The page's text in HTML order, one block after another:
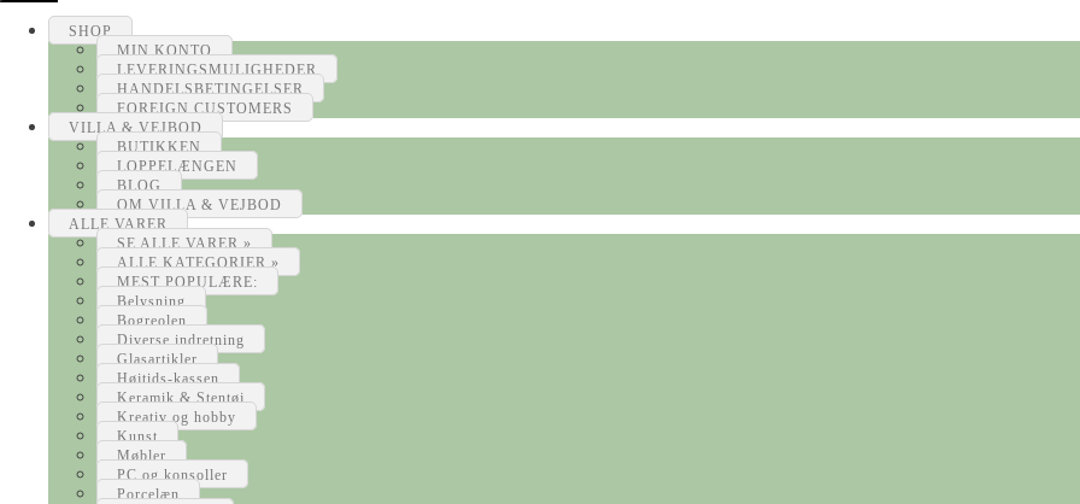
SHOP
MIN KONTO
LEVERINGSMULIGHEDER
HANDELSBETINGELSER
FOREIGN CUSTOMERS
VILLA & VEJBOD
BUTIKKEN
LOPPELÆNGEN
BLOG
OM VILLA & VEJBOD
ALLE VARER
SE ALLE VARER »
ALLE KATEGORIER »
MEST POPULÆRE:
Belysning
Bogreolen
Diverse indretning
Glasartikler
Højtids-kassen
Keramik & Stentøj
Kreativ og hobby
Kunst
Møbler
PC og konsoller
Porcelæn